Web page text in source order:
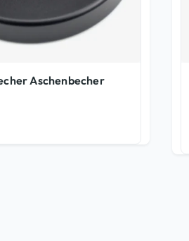
Aschenbecher